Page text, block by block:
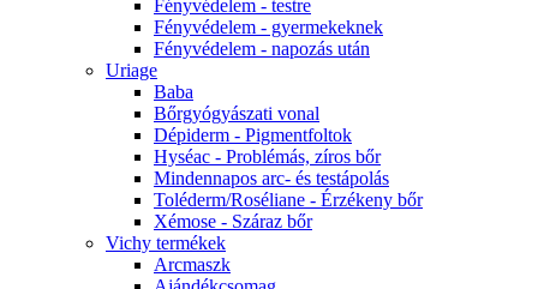
Fényvédelem - testre
Fényvédelem - gyermekeknek
Fényvédelem - napozás után
Uriage
Baba
Bőrgyógyászati vonal
Dépiderm - Pigmentfoltok
Hyséac - Problémás, zíros bőr
Mindennapos arc- és testápolás
Toléderm/Roséliane - Érzékeny bőr
Xémose - Száraz bőr
Vichy termékek
Arcmaszk